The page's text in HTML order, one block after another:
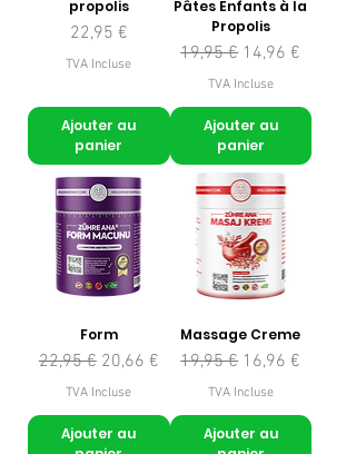
propolis
Prix
22,95 €
TVA Incluse
Ajouter au
panier
Pâtes Enfants à la
Propolis
Prix original
19,95 € Prix
14,96 €
TVA Incluse
Ajouter au
panier
Form
Prix original
22,95 € Prix promotionnel
20,66 €
TVA Incluse
Ajouter au
Massage Creme
Prix original
19,95 € Prix
16,96 €
TVA Incluse
Ajouter au